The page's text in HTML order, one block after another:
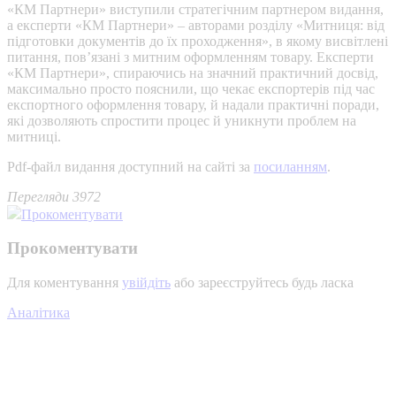
«КМ Партнери» виступили стратегічним партнером видання,
а експерти «КМ Партнери» – авторами розділу «Митниця: від
підготовки документів до їх проходження», в якому висвітлені
питання, пов’язані з митним оформленням товару. Експерти
«КМ Партнери», спираючись на значний практичний досвід,
максимально просто пояснили, що чекає експортерів під час
експортного оформлення товару, й надали практичні поради,
які дозволяють спростити процес й уникнути проблем на
митниці.
Pdf-файл видання доступний на сайті за посиланням.
Перегляди 3972
Прокоментувати
Прокоментувати
Для коментування увійдіть або зареєструйтесь будь ласка
Аналітика